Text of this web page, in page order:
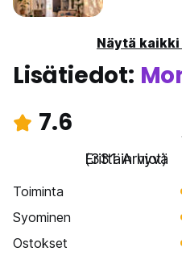
Näytä
Lisätiedot:
7.6
Erittäin hyvä
(331 Arviot)
Toiminta
Syominen
Ostokset